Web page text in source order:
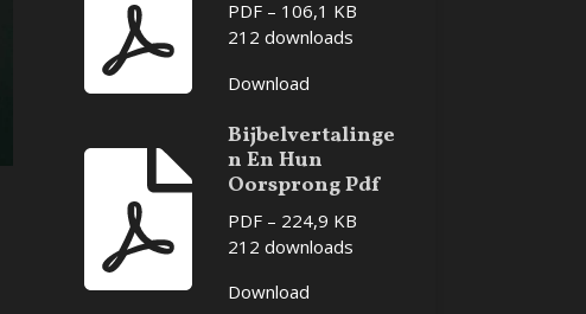
PDF – 106,1 KB
212 downloads
Download
Bijbelvertalinge
n En Hun
Oorsprong Pdf
PDF – 224,9 KB
212 downloads
Download